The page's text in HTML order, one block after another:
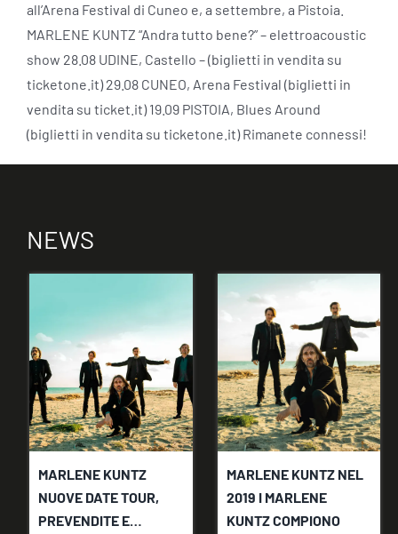
all’Arena Festival di Cuneo e, a settembre, a Pistoia.
MARLENE KUNTZ “Andra tutto bene?” – elettroacoustic
show 28.08 UDINE, Castello – (biglietti in vendita su
ticketone.it) 29.08 CUNEO, Arena Festival (biglietti in
vendita su ticket.it) 19.09 PISTOIA, Blues Around
(biglietti in vendita su ticketone.it) Rimanete connessi!
NEWS
MARLENE KUNTZ
NUOVE DATE TOUR,
PREVENDITE E…
MARLENE KUNTZ NEL
2019 I MARLENE
KUNTZ COMPIONO